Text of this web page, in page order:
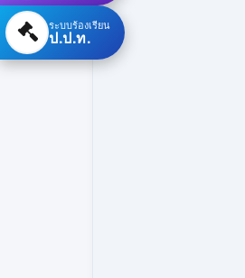
ระบบร้องเรียน
ป.ป.ท.